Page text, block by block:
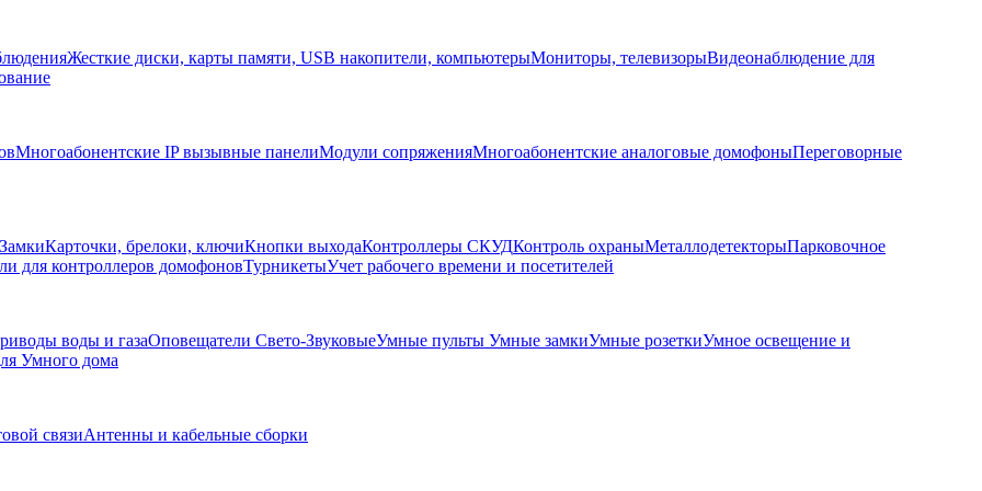
Жесткие диски, карты памяти, USB накопители, компьютерыМониторы, телевизорыВидеонаблюдение для
Многоабонентские IP вызывные панелиМодули сопряженияМногоабонентские аналоговые домофоныПереговорные
ЗамкиКарточки, брелоки, ключиКнопки выходаКонтроллеры СКУДКонтроль охраныМеталлодетекторыПарковочное
для контроллеров домофоновТурникетыУчет рабочего времени и посетителей
воды и газаОповещатели Свето-ЗвуковыеУмные пульты Умные замкиУмные розеткиУмное освещение и
Умного дома
связиАнтенны и кабельные сборки